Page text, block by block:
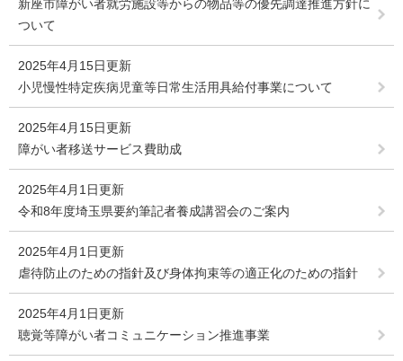
新座市障がい者就労施設等からの物品等の優先調達推進方針に
ついて
2025年4月15日更新
小児慢性特定疾病児童等日常生活用具給付事業について
2025年4月15日更新
障がい者移送サービス費助成
2025年4月1日更新
令和8年度埼玉県要約筆記者養成講習会のご案内
2025年4月1日更新
虐待防止のための指針及び身体拘束等の適正化のための指針
2025年4月1日更新
聴覚等障がい者コミュニケーション推進事業